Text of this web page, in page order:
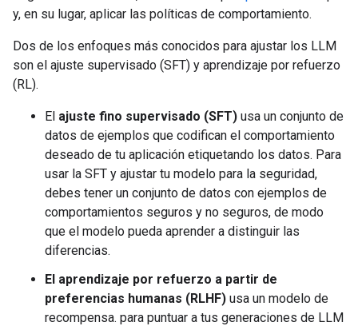
y, en su lugar, aplicar las políticas de comportamiento.
Dos de los enfoques más conocidos para ajustar los LLM
son el ajuste supervisado (SFT) y aprendizaje por refuerzo
(RL).
El ajuste fino supervisado (SFT) usa un conjunto de
datos de ejemplos que codifican el comportamiento
deseado de tu aplicación etiquetando los datos. Para
usar la SFT y ajustar tu modelo para la seguridad,
debes tener un conjunto de datos con ejemplos de
comportamientos seguros y no seguros, de modo
que el modelo pueda aprender a distinguir las
diferencias.
El aprendizaje por refuerzo a partir de
preferencias humanas (RLHF) usa un modelo de
recompensa. para puntuar a tus generaciones de LLM